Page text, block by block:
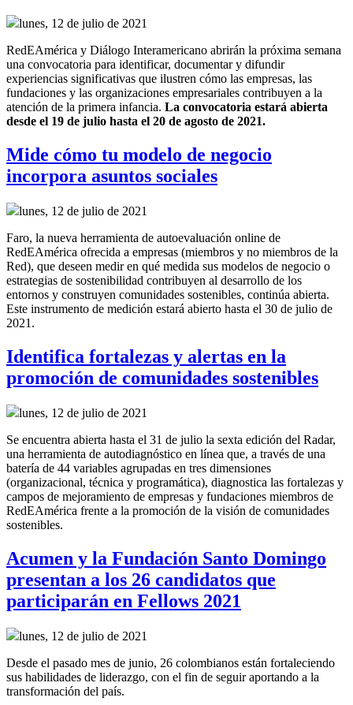
lunes, 12 de julio de 2021
RedEAmérica y Diálogo Interamericano abrirán la próxima semana
una convocatoria para identificar, documentar y difundir
experiencias significativas que ilustren cómo las empresas, las
fundaciones y las organizaciones empresariales contribuyen a la
atención de la primera infancia. La convocatoria estará abierta
desde el 19 de julio hasta el 20 de agosto de 2021.
Mide cómo tu modelo de negocio
incorpora asuntos sociales
lunes, 12 de julio de 2021
Faro, la nueva herramienta de autoevaluación online de
RedEAmérica ofrecida a empresas (miembros y no miembros de la
Red), que deseen medir en qué medida sus modelos de negocio o
estrategias de sostenibilidad contribuyen al desarrollo de los
entornos y construyen comunidades sostenibles, continúa abierta.
Este instrumento de medición estará abierto hasta el 30 de julio de
2021.
Identifica fortalezas y alertas en la
promoción de comunidades sostenibles
lunes, 12 de julio de 2021
Se encuentra abierta hasta el 31 de julio la sexta edición del Radar,
una herramienta de autodiagnóstico en línea que, a través de una
batería de 44 variables agrupadas en tres dimensiones
(organizacional, técnica y programática), diagnostica las fortalezas y
campos de mejoramiento de empresas y fundaciones miembros de
RedEAmérica frente a la promoción de la visión de comunidades
sostenibles.
Acumen y la Fundación Santo Domingo
presentan a los 26 candidatos que
participarán en Fellows 2021
lunes, 12 de julio de 2021
Desde el pasado mes de junio, 26 colombianos están fortaleciendo
sus habilidades de liderazgo, con el fin de seguir aportando a la
transformación del país.